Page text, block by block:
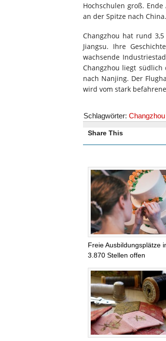
Hochschulen groß.
an der Spitze nach China.
Changzhou hat rund
Jiangsu. Ihre
wachsende
Changzhou liegt südlich
nach Nanjing. Der
wird vom stark
Schlagwörter:
Share This
Freie Ausbildungsplätze
3.870 Stellen offen